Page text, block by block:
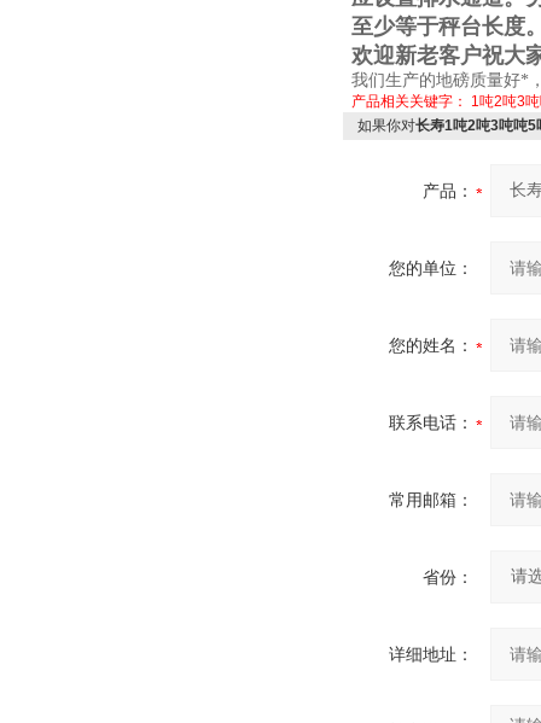
至少等于秤台长度
欢迎新老客户祝大
我们生产的地磅质量好*
产品相关关键字： 1吨2吨3
如果你对长寿1吨2吨3吨吨5
产品：
您的单位：
您的姓名：
联系电话：
常用邮箱：
省份：
详细地址：